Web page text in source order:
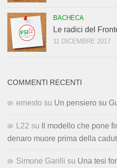
BACHECA
Le radici del
11 DICEMBRE 2017
COMMENTI RECENTI
ernesto su Un pensiero su
L22 su
Il modello che pone
denaro muore prima della
Simone Garilli su Una tesi